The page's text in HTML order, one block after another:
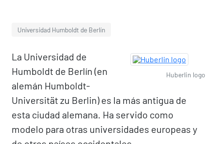
Universidad Humboldt de Berlín
Huberlin logo
La Universidad de
Humboldt de Berlín (en
alemán Humboldt-
Universität zu Berlin) es la más antigua de
esta ciudad alemana. Ha servido como
modelo para otras universidades europeas y